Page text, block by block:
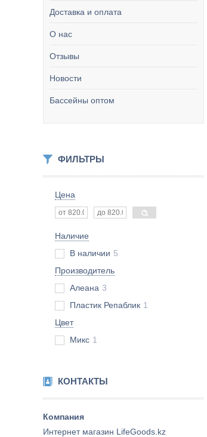
Доставка и оплата
О нас
Отзывы
Новости
Бассейны оптом
ФИЛЬТРЫ
Цена
Наличие
В наличии 5
Производитель
Алеана 3
Пластик Репаблик 1
Цвет
Микс 1
КОНТАКТЫ
Интернет магазин LifeGoods.kz